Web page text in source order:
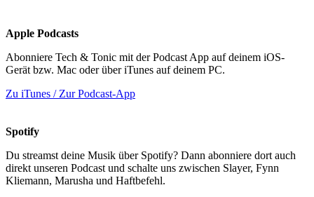
Apple Podcasts
Abonniere Tech & Tonic mit der Podcast App auf deinem iOS-
Gerät bzw. Mac oder über iTunes auf deinem PC.
Zu iTunes / Zur Podcast-App
Spotify
Du streamst deine Musik über Spotify? Dann abonniere dort auch
direkt unseren Podcast und schalte uns zwischen Slayer, Fynn
Kliemann, Marusha und Haftbefehl.